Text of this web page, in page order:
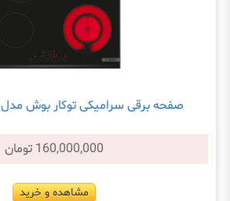
صفحه برقی سرامیکی توکار بوش مدل PKF675FP2E
160,000,000 تومان
مشاهده و خرید